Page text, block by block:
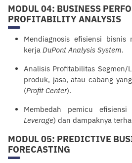
MODUL 04: BUSINESS
PROFITABILITY ANALYSIS
Mendiagnosis efisiensi bisnis
kerja DuPont Analysis System.
Analisis Profitabilitas Segmen/
produk, jasa, atau cabang
(Profit Center).
Membedah pemicu
Leverage) dan dampaknya
MODUL 05: PREDICTIVE
FORECASTING